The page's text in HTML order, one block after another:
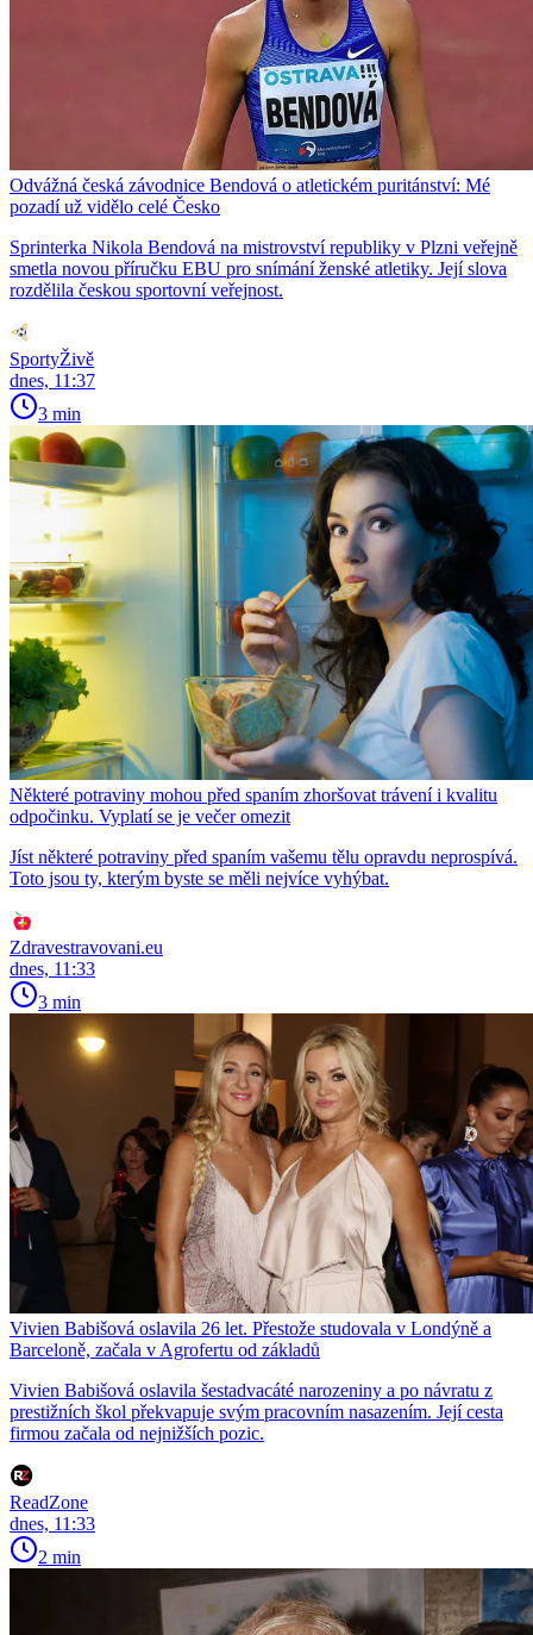
Odvážná česká závodnice Bendová o atletickém puritánství: Mé
pozadí už vidělo celé Česko
Sprinterka Nikola Bendová na mistrovství republiky v Plzni veřejně
smetla novou příručku EBU pro snímání ženské atletiky. Její slova
rozdělila českou sportovní veřejnost.
SportyŽivě
dnes, 11:37
3 min
Některé potraviny mohou před spaním zhoršovat trávení i kvalitu
odpočinku. Vyplatí se je večer omezit
Jíst některé potraviny před spaním vašemu tělu opravdu neprospívá.
Toto jsou ty, kterým byste se měli nejvíce vyhýbat.
Zdravestravovani.eu
dnes, 11:33
3 min
Vivien Babišová oslavila 26 let. Přestože studovala v Londýně a
Barceloně, začala v Agrofertu od základů
Vivien Babišová oslavila šestadvacáté narozeniny a po návratu z
prestižních škol překvapuje svým pracovním nasazením. Její cesta
firmou začala od nejnižších pozic.
ReadZone
dnes, 11:33
2 min